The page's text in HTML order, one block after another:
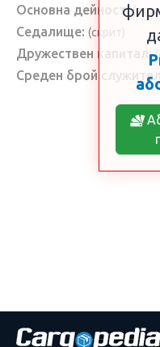
Основна дейност:
Седалище: (скрит)
Дружествен капитал:
Среден брой